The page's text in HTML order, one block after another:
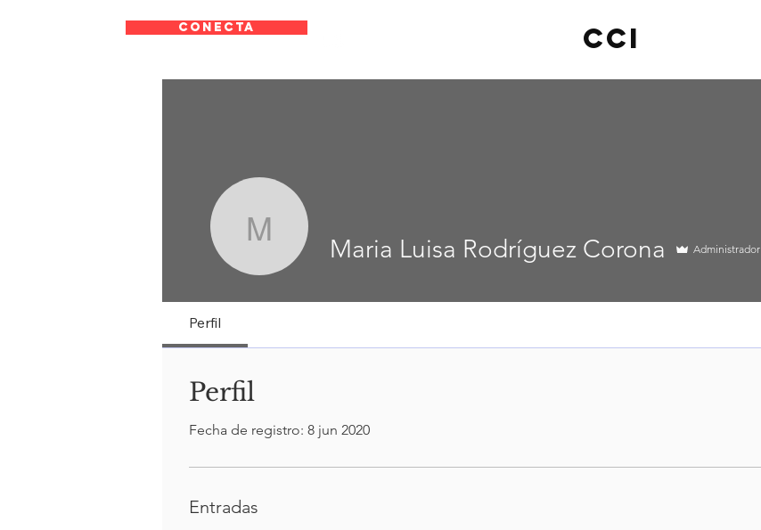
CONECTA cci
Maria Luisa Rodríguez Corona
Maria Luisa Rodríguez Corona Administrador
Perfil
Perfil
Fecha de registro: 8 jun 2020
Entradas